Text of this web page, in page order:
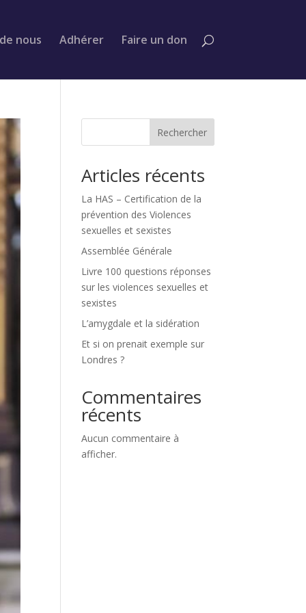
nous Adhérer Faire un don
Rechercher
Articles récents
La HAS – Certification de la
prévention des Violences
sexuelles et sexistes
Assemblée Générale
Livre 100 questions réponses
sur les violences sexuelles et
sexistes
L’amygdale et la sidération
Et si on prenait exemple sur
Londres ?
Commentaires
récents
Aucun commentaire à
afficher.